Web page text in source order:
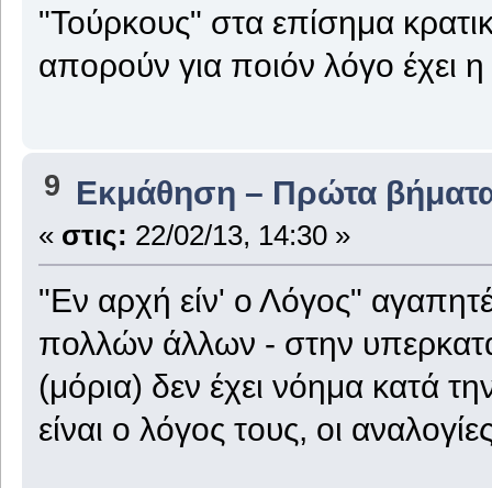
"Τούρκους" στα επίσημα
απορούν για ποιόν λόγο έχει
9 Εκμάθηση – Πρώτα
« στις: 22/02/13, 14:30 »
"Εν αρχή είν' ο Λόγος"
πολλών άλλων - στην
(μόρια) δεν έχει νόημα κατά
είναι ο λόγος τους, οι